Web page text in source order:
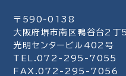
〒590-0138
大阪府堺市南区鴨谷台2丁
光明センタービル402号
TEL.072-295-7055
FAX.072-295-7056